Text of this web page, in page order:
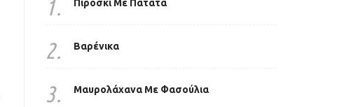
1. Πιροσκί Με Πατάτα
2. Βαρένικα
3. Μαυρολάχανα Με Φασούλια